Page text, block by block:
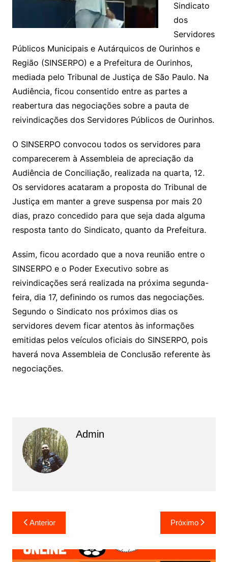
Sindicato
dos
Servidores
Públicos Municipais e Autárquicos de Ourinhos e
Região (SINSERPO) e a Prefeitura de Ourinhos,
mediada pelo Tribunal de Justiça de São Paulo. Na
Audiência, ficou consentido entre as partes a
reabertura das negociações sobre a pauta de
reivindicações dos Servidores Públicos de Ourinhos.
O SINSERPO convocou todos os servidores para
comparecerem à Assembleia de apreciação da
Audiência de Conciliação, realizada na quarta, 12.
Os servidores acataram a proposta do Tribunal de
Justiça em manter a greve suspensa por mais 20
dias, prazo concedido para que seja dada alguma
resposta tanto do Sindicato, quanto da Prefeitura.
Assim, ficou acordado que a nova reunião entre o
SINSERPO e o Poder Executivo sobre as
reivindicações será realizada na próxima segunda-
feira, dia 17, definindo os rumos das negociações.
Segundo o Sindicato nos próximos dias os
servidores devem ficar atentos às informações
emitidas pelos veículos oficiais do SINSERPO, pois
haverá nova Assembleia de Conclusão referente às
negociações.
Admin
a
v
Anterior Próximo